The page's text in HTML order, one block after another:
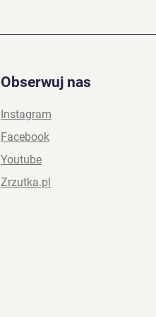
Obserwuj nas
Instagram
Facebook
Youtube
Zrzutka.pl